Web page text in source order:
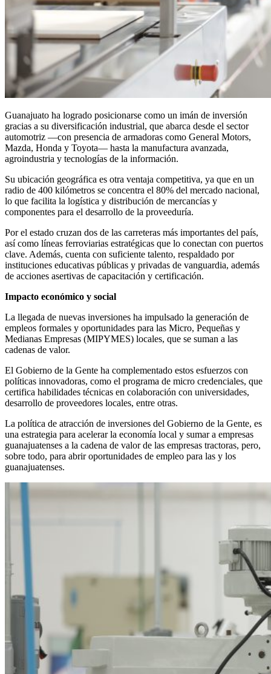
Guanajuato ha logrado posicionarse como un imán de inversión
gracias a su diversificación industrial, que abarca desde el sector
automotriz —con presencia de armadoras como General Motors,
Mazda, Honda y Toyota— hasta la manufactura avanzada,
agroindustria y tecnologías de la información.
Su ubicación geográfica es otra ventaja competitiva, ya que en un
radio de 400 kilómetros se concentra el 80% del mercado nacional,
lo que facilita la logística y distribución de mercancías y
componentes para el desarrollo de la proveeduría.
Por el estado cruzan dos de las carreteras más importantes del país,
así como líneas ferroviarias estratégicas que lo conectan con puertos
clave. Además, cuenta con suficiente talento, respaldado por
instituciones educativas públicas y privadas de vanguardia, además
de acciones asertivas de capacitación y certificación.
Impacto económico y social
La llegada de nuevas inversiones ha impulsado la generación de
empleos formales y oportunidades para las Micro, Pequeñas y
Medianas Empresas (MIPYMES) locales, que se suman a las
cadenas de valor.
El Gobierno de la Gente ha complementado estos esfuerzos con
políticas innovadoras, como el programa de micro credenciales, que
certifica habilidades técnicas en colaboración con universidades,
desarrollo de proveedores locales, entre otras.
La política de atracción de inversiones del Gobierno de la Gente, es
una estrategia para acelerar la economía local y sumar a empresas
guanajuatenses a la cadena de valor de las empresas tractoras, pero,
sobre todo, para abrir oportunidades de empleo para las y los
guanajuatenses.